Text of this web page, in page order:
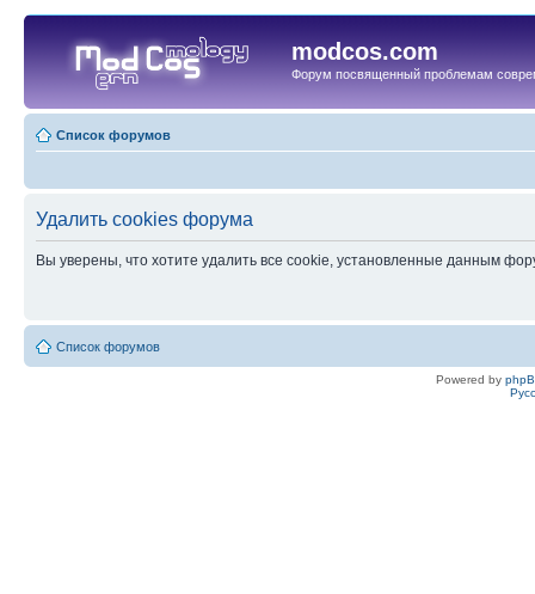
modcos.com
Форум посвященный проблемам
Список форумов
Удалить cookies форума
Вы уверены, что хотите удалить все cookie, установленные данным
Список форумов
Powered by